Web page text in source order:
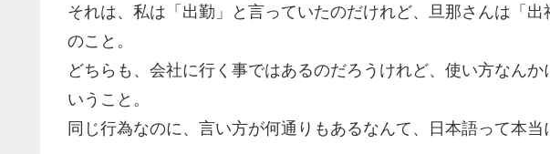
それは、私は「出勤」と言っていたのだけれど、旦那さんは「
のこと。
どちらも、会社に行く事ではあるのだろうけれど、使い方なん
いうこと。
同じ行為なのに、言い方が何通りもあるなんて、日本語って本当